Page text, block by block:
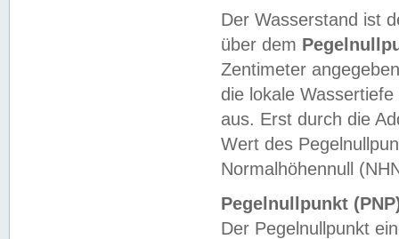
Der Wasserstand ist
über dem
Zentimeter
die lokale
aus. Erst durch die
Wert des
Normalhöhennull
Pegelnullpunkt
Der Pegelnullpunkt